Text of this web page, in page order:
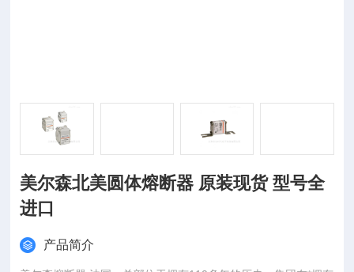
美尔森北美圆体熔断器 原装现货 型号全
进口
产品简介